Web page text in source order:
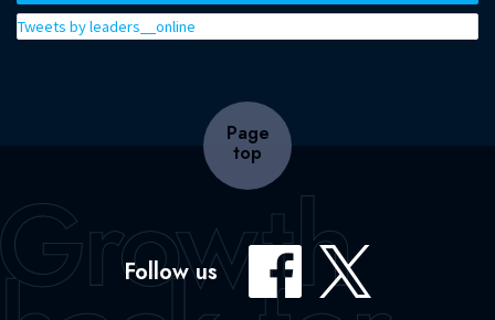
Tweets by leaders__online
Page
top
Follow us